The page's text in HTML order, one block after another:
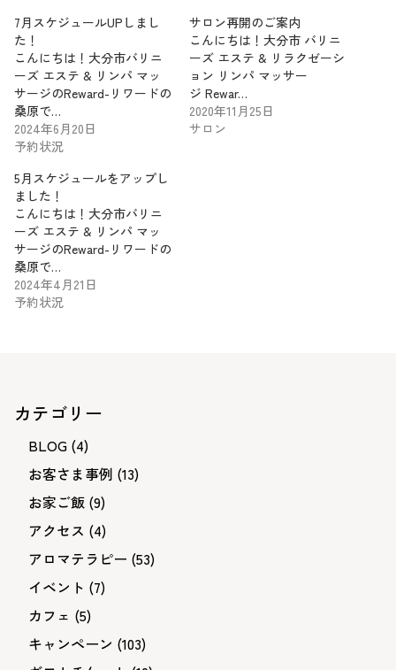
7月スケジュールUPしまし
た！
こんにちは！大分市バリニ
ーズ エステ & リンパ マッ
サージのReward-リワードの
桑原で…
2024年6月20日
予約状況
サロン再開のご案内
こんにちは！大分市 バリニ
ーズ エステ & リラクゼーシ
ョン リンパ マッサー
ジ Rewar…
2020年11月25日
サロン
5月スケジュールをアップし
ました！
こんにちは！大分市バリニ
ーズ エステ & リンパ マッ
サージのReward-リワードの
桑原で…
2024年4月21日
予約状況
カテゴリー
BLOG (4)
お客さま事例 (13)
お家ご飯 (9)
アクセス (4)
アロマテラピー (53)
イベント (7)
カフェ (5)
キャンペーン (103)